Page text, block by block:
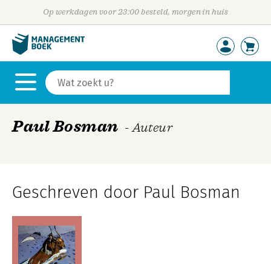
Op werkdagen voor 23:00 besteld, morgen in huis
Paul Bosman - Auteur
Geschreven door Paul Bosman